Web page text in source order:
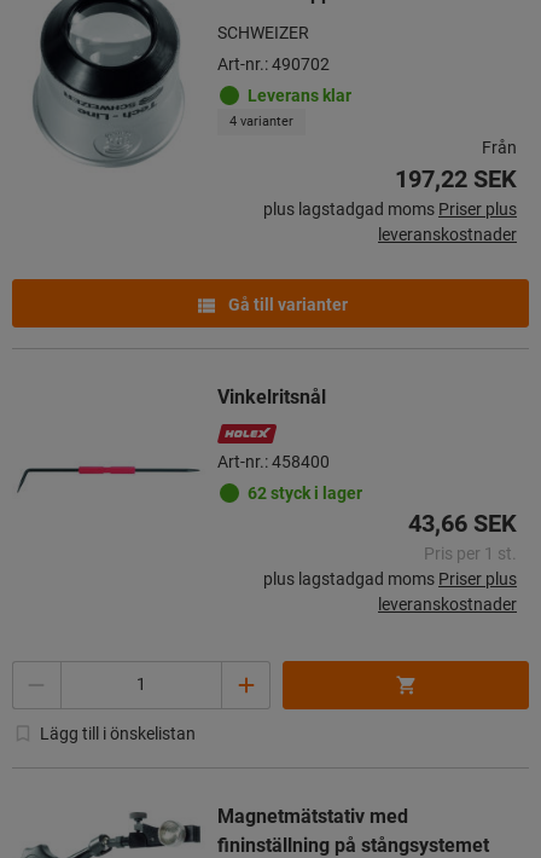
SCHWEIZER
Art-nr.: 490702
Leverans klar
4 varianter
Från
197,22 SEK
plus lagstadgad moms Priser plus
leveranskostnader
Gå till varianter
Vinkelritsnål
Art-nr.: 458400
62 styck i lager
43,66 SEK
Pris per 1 st.
plus lagstadgad moms Priser plus
leveranskostnader
Lägg till i önskelistan
Magnetmätstativ med
fininställning på stångsystemet